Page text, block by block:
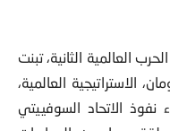
العالمية الثانية، تبنت
الاستراتيجية العالمية،
نفوذ الاتحاد السوفييتي